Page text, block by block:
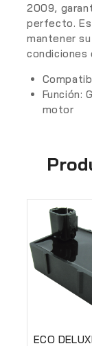
2009,
perfecto.
mantener
condiciones
Función:
motor
ECO